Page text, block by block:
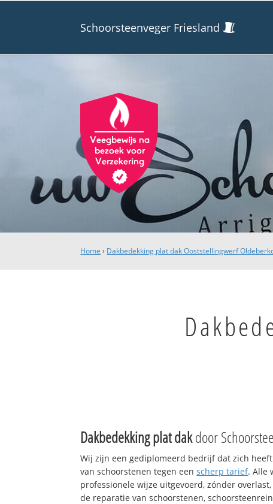
Schoorsteenveger Friesland
Home › Dakbedekking plat dak Ooststellingwerf
Dakbedekking plat dakdoor
Wij zijn een gediplomeerd bedrijf dat zich
van schoorstenen tegen eenscherp tarief. Alle
professionele wijze uitgevoerd, zónder
de reparatie van schoorstenen,